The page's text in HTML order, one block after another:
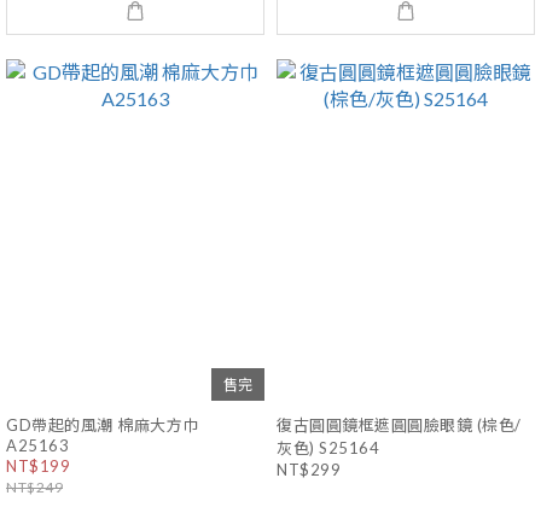
售完
GD帶起的風潮 棉麻大方巾
A25163
NT$199
NT$249
復古圓圓鏡框遮圓圓臉眼鏡 (棕色/
灰色) S25164
NT$299